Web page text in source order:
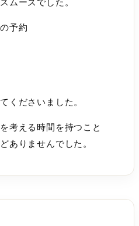
ムーズでした。
予約
くださいました。
考える時間を持つこと
ありませんでした。